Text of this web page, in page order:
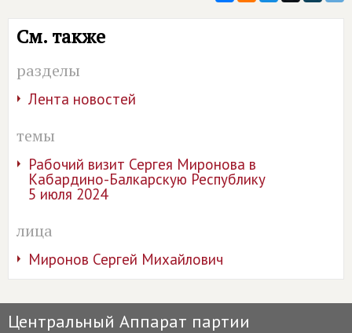
См. также
разделы
Лента новостей
темы
Рабочий визит Сергея Миронова в
Кабардино-Балкарскую Республику
5 июля 2024
лица
Миронов Сергей Михайлович
Центральный Аппарат партии